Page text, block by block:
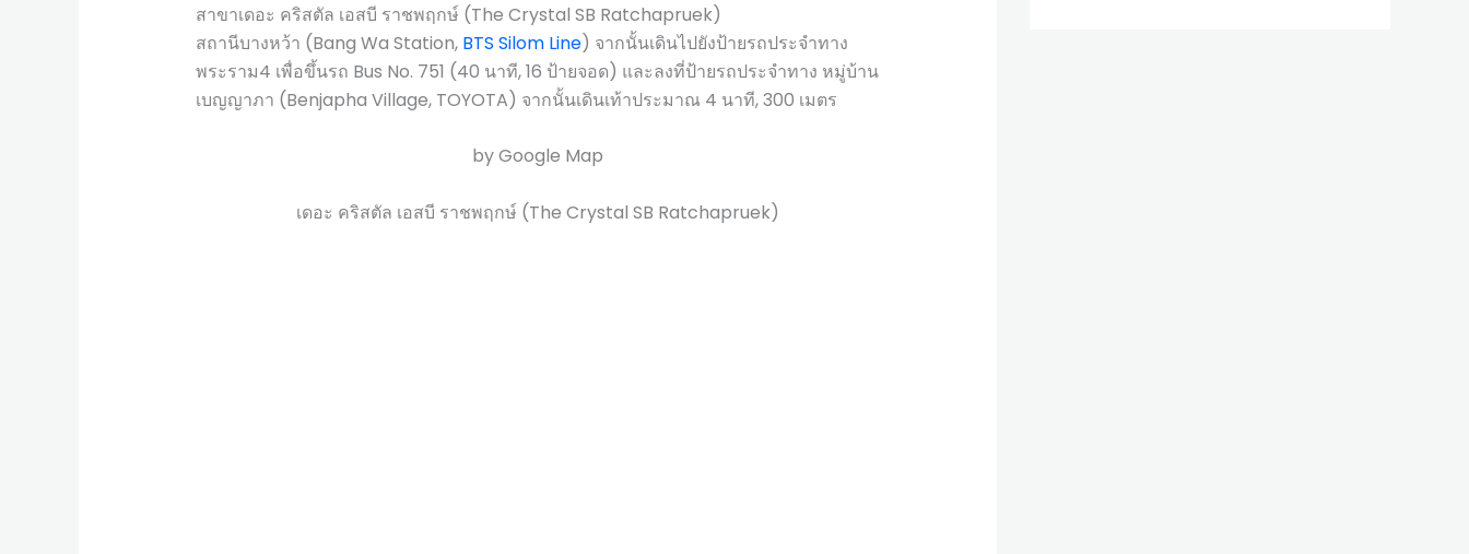
สาขาเดอะ คริสตัล เอสบี ราชพฤกษ์ (The Crystal SB Ratchapruek)
สถานีบางหว้า (Bang Wa Station, BTS Silom Line) จากนั้นเดินไปยังป้ายรถประจำทาง
พระราม4 เพื่อขึ้นรถ Bus No. 751 (40 นาที, 16 ป้ายจอด) และลงที่ป้ายรถประจำทาง หมู่บ้าน
เบญญาภา (Benjapha Village, TOYOTA) จากนั้นเดินเท้าประมาณ 4 นาที, 300 เมตร
by Google Map
เดอะ คริสตัล เอสบี ราชพฤกษ์ (The Crystal SB Ratchapruek)